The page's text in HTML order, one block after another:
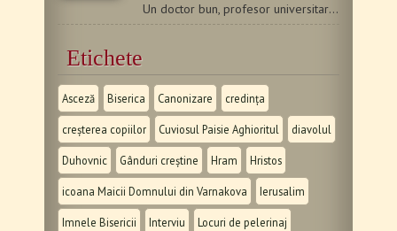
Un doctor bun, profesor universitar și director al unei…
Etichete
Asceză Biserica Canonizare credința
creșterea copiilor Cuviosul Paisie Aghioritul diavolul
Duhovnic Gânduri creștine Hram Hristos
icoana Maicii Domnului din Varnakova Ierusalim
Imnele Bisericii Interviu Locuri de pelerinaj